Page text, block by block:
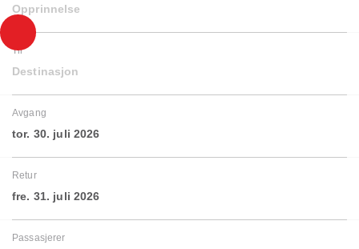
Opprinnelse
Til
Destinasjon
Avgang
tor. 30. juli 2026
Retur
fre. 31. juli 2026
Passasjerer